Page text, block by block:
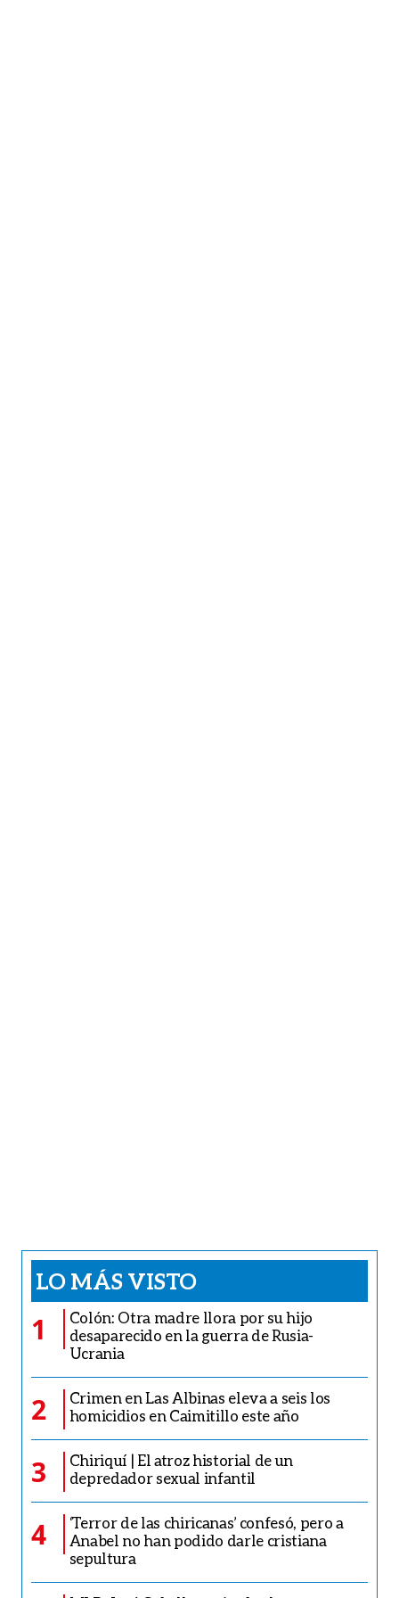
LO MÁS VISTO
1
Colón: Otra madre llora por su hijo
desaparecido en la guerra de Rusia-
Ucrania
2
Crimen en Las Albinas eleva a seis los
homicidios en Caimitillo este año
3
Chiriquí | El atroz historial de un
depredador sexual infantil
4
‘Terror de las chiricanas’ confesó, pero a
Anabel no han podido darle cristiana
sepultura